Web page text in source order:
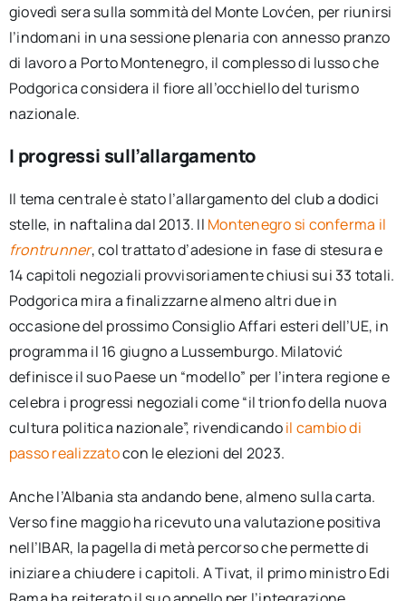
giovedì sera sulla sommità del Monte Lovćen, per riunirsi
l’indomani in una sessione plenaria con annesso pranzo
di lavoro a Porto Montenegro, il complesso di lusso che
Podgorica considera il fiore all’occhiello del turismo
nazionale.
I progressi sull’allargamento
Il tema centrale è stato l’allargamento del club a dodici
stelle, in naftalina dal 2013. Il Montenegro si conferma il
frontrunner, col trattato d’adesione in fase di stesura e
14 capitoli negoziali provvisoriamente chiusi sui 33 totali.
Podgorica mira a finalizzarne almeno altri due in
occasione del prossimo Consiglio Affari esteri dell’UE, in
programma il 16 giugno a Lussemburgo. Milatović
definisce il suo Paese un “modello” per l’intera regione e
celebra i progressi negoziali come “il trionfo della nuova
cultura politica nazionale”, rivendicandoil cambio di
passo realizzatocon le elezioni del 2023.
Anche l’Albania sta andando bene, almeno sulla carta.
Verso fine maggio ha ricevuto una valutazione positiva
nell’IBAR, la pagella di metà percorso che permette di
iniziare a chiudere i capitoli. A Tivat, il primo ministro Edi